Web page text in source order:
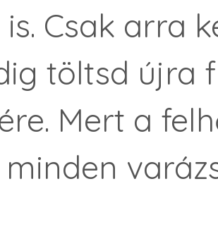
is. Csak arra
töltsd újra
Mert a